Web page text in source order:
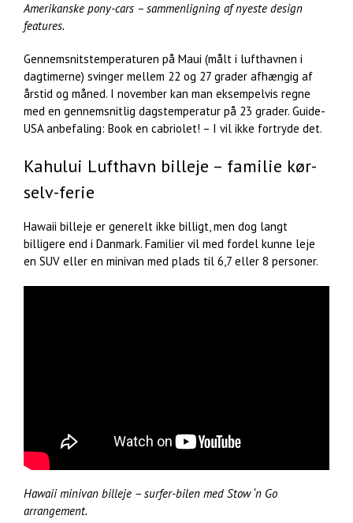
Amerikanske pony-cars – sammenligning af nyeste design
features.
Gennemsnitstemperaturen på Maui (målt i lufthavnen i
dagtimerne) svinger mellem 22 og 27 grader afhængig af
årstid og måned. I november kan man eksempelvis regne
med en gennemsnitlig dagstemperatur på 23 grader. Guide-
USA anbefaling: Book en cabriolet! – I vil ikke fortryde det.
Kahului Lufthavn billeje – familie kør-
selv-ferie
Hawaii billeje er generelt ikke billigt, men dog langt
billigere end i Danmark. Familier vil med fordel kunne leje
en SUV eller en minivan med plads til 6,7 eller 8 personer.
Hawaii minivan billeje – surfer-bilen med Stow ‘n Go
arrangement.